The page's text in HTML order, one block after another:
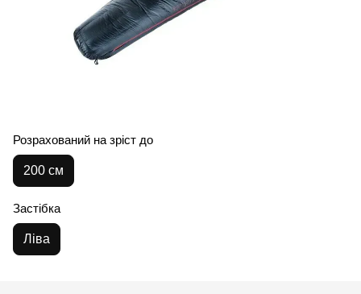
Розрахований на зріст до
200 см
Застібка
Ліва